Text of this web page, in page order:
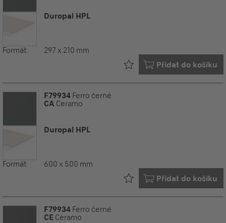
Duropal HPL
Formát: 297 x 210 mm
Přidat do košíku
Již ve vašem
F79934 Ferro černé
CA Ceramo
Duropal HPL
Formát: 600 x 500 mm
Přidat do košíku
Již ve vašem
F79934 Ferro černé
CE Ceramo